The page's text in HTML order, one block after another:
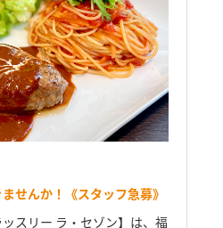
せんか！《スタッフ急募》
スリー ラ・セゾン】は、福